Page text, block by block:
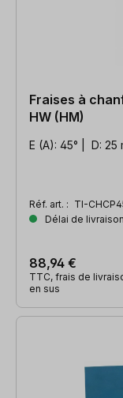
Fraises à
HW (HM)
E (A): 45° | D: 25
Réf. art. : TI-
Délai de
88,94 €
TTC, frais de
en sus